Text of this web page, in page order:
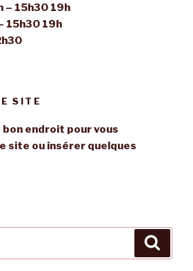
– 15h30 19h
15h30 19h
SITE
endroit pour vous
site ou insérer quelques